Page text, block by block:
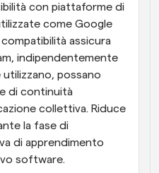
con piattaforme di
come Google
assicura
indipendentemente
utilizzano, possano
di continuità
collettiva. Riduce
la fase di
di apprendimento
software.